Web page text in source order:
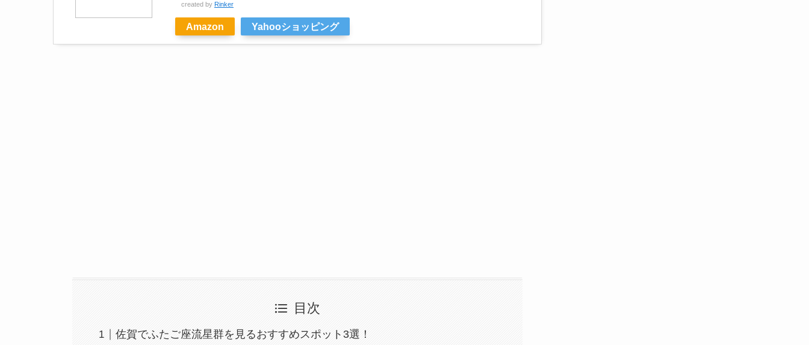
created by Rinker
Amazon Yahooショッピング
目次
佐賀でふたご座流星群を見るおすすめスポット3選！